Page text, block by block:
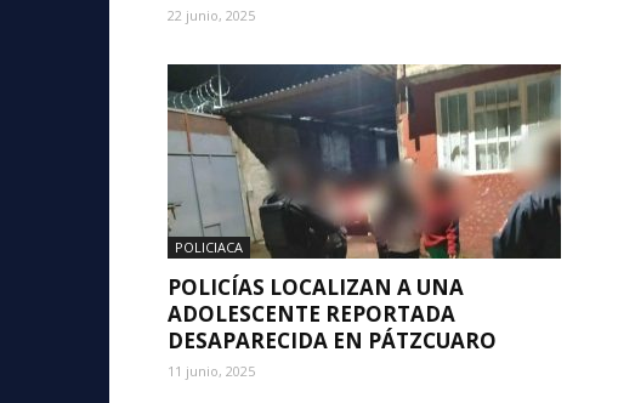
22 junio, 2025
POLICIACA
POLICÍAS LOCALIZAN A UNA
ADOLESCENTE REPORTADA
DESAPARECIDA EN PÁTZCUARO
11 junio, 2025